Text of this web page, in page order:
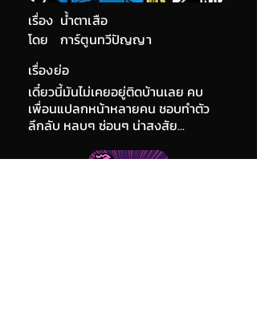
เรื่อง น้ำตาเสือ
การ์ตูนทวีปัญญา
โดย
เรื่องย่อ
เดี๋ยวนี้มันไม่เคยอยู่ติดบ้านเลย คบ
เพื่อนแปลกหน้าหลายคน ชอบทำตัว
ลึกลับ หลบๆ ซ่อนๆ น่าสงสัย...